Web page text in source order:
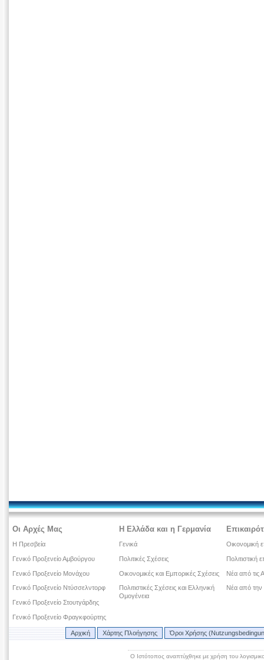
Οι Αρχές Μας
Η Πρεσβεία
Γενικό Προξενείο Αμβούργου
Γενικό Προξενείο Μονάχου
Γενικό Προξενείο Ντύσσελντορφ
Γενικό Προξενείο Στουτγάρδης
Γενικό Προξενείο Φραγκφούρτης
Η Ελλάδα και η Γερμανία
Γενικά
Πολιτικές Σχέσεις
Οικονομικές και Εμπορικές Σχέσεις
Πολιτιστικές Σχέσεις και Ελληνική
Ομογένεια
Οικονομική
Πολιτιστική
Νέα από τις
Νέα από την
Αρχική Χάρτης Πλοήγησης Όροι Χρήσης
Ο Ιστότοπος αναπτύχθηκε με χρήση του